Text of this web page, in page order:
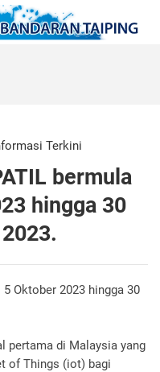
Terkini
bermula
hingga 30
Oktober 2023 hingga 30
pertama di Malaysia yang
of Things (iot) bagi